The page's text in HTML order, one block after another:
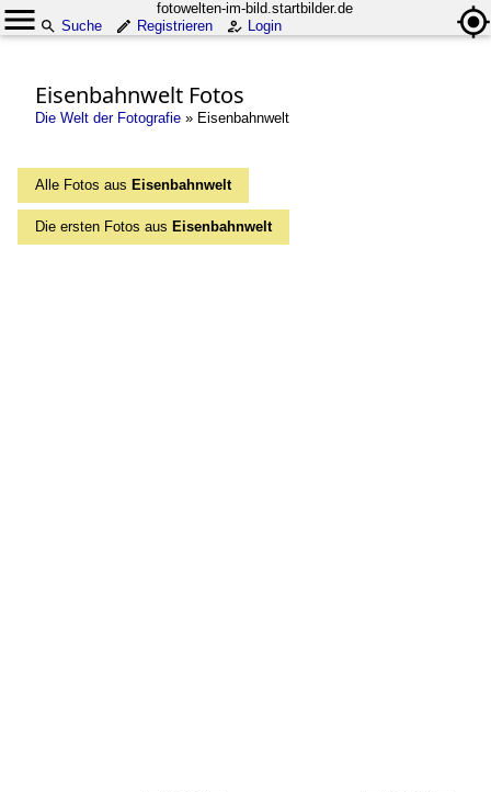
fotowelten-im-bild.startbilder.de
Suche
Registrieren Login
Eisenbahnwelt Fotos
Die Welt der Fotografie » Eisenbahnwelt
Alle Fotos aus Eisenbahnwelt
Die ersten Fotos aus Eisenbahnwelt